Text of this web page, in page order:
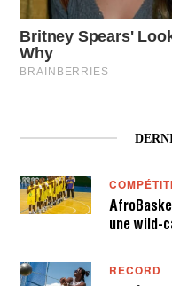
une wild-
RECORD